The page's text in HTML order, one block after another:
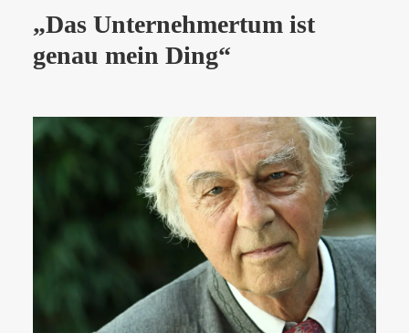
„Das Unternehmertum ist
genau mein Ding“